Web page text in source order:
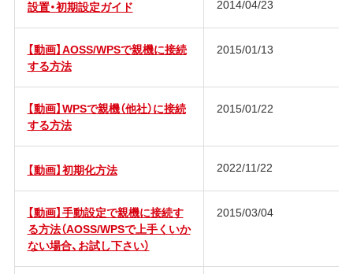
設置・初期設定ガイド 2014/04/23
【動画】AOSS/WPSで親機に接続
する方法
2015/01/13
【動画】WPSで親機（他社）に接続
する方法
2015/01/22
【動画】初期化方法 2022/11/22
【動画】手動設定で親機に接続す
る方法（AOSS/WPSで上手くいか
ない場合、お試し下さい）
2015/03/04